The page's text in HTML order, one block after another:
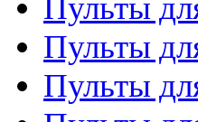
Пульты
Пульты
Пульты